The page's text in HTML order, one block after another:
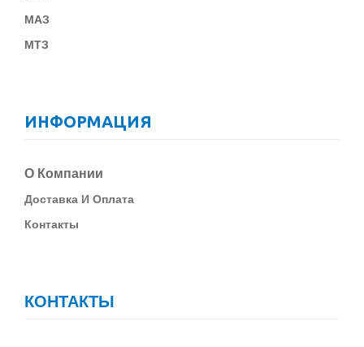
МАЗ
МТЗ
ИНФОРМАЦИЯ
О Компании
ДОставка И Оплата
Контакты
КОНТАКТЫ